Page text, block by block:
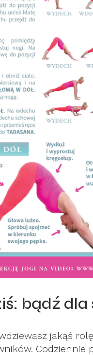
bądź
jakąś
Codziennie